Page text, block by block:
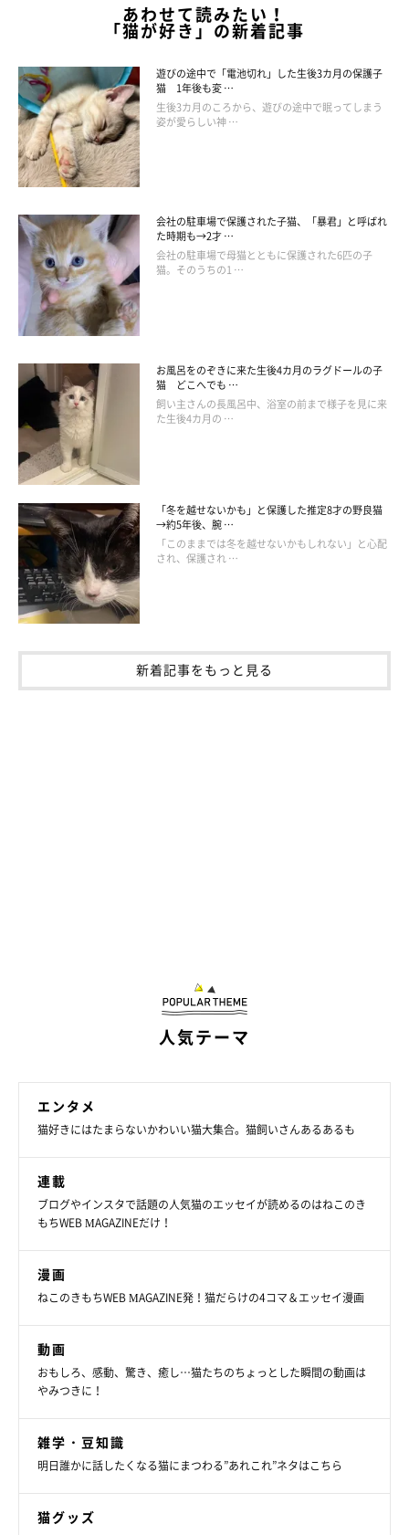
甘えん坊な猫は、飼い主さんが忙しくてかまってあげられない
と、すねるのでしょうか？
猫もすねることがあるのかについては微妙なところですが、かま
って欲しいときにかまってもらえない状況が続くと、猫にストレ
スが溜まります。あまりに関わりが少ないと、求めても得られな
い無力感から、ずっと寝ているようになることも。
猫がもとめているものや、甘えたい気持ちの中身はわかると思う
う。
性格には個体差があるので、ここで甘えん坊といわれなかった猫
種や性別の猫だって、身近な人に甘えたいときはあります。猫の
方から甘えてきたときは、思う存分に甘えせさせてあげましょ
う。
参考／「ねこのきもち」2021年6月号『あなたに可愛がってほし
いからあの手この手で♡甘えん坊な猫たち』（監修：帝京科学大
学生命環境学部アニマルサイエンス学科准教授 加隈良枝先生）
※写真はスマホアプリ「いぬ・ねこのきもち」で投稿されたもの
です。
あわせて読みたい！
「猫が好き」の新着記事
遊びの途中で「電池切れ」した生後3カ月の保護子
猫 1年後も変 …
生後3カ月のころから、遊びの途中で眠ってしまう
姿が愛らしい神 …
会社の駐車場で保護された子猫、「暴君」と呼ばれ
た時期も→2才 …
会社の駐車場で母猫とともに保護された6匹の子
猫。そのうちの1 …
お風呂をのぞきに来た生後4カ月のラグドールの子
猫 どこへでも …
飼い主さんの長風呂中、浴室の前まで様子を見に来
た生後4カ月の …
「冬を越せないかも」と保護した推定8才の野良猫
→約5年後、腕 …
「このままでは冬を越せないかもしれない」と心配
され、保護され …
新着記事をもっと見る
人気テーマ
エンタメ
猫好きにはたまらないかわいい猫大集合。猫飼いさんあるあるも
連載
ブログやインスタで話題の人気猫のエッセイが読めるのはねこのき
もちWEB MAGAZINEだけ！
漫画
ねこのきもちWEB MAGAZINE発！猫だらけの4コマ＆エッセイ漫画
動画
おもしろ、感動、驚き、癒し…猫たちのちょっとした瞬間の動画は
やみつきに！
雑学・豆知識
明日誰かに話したくなる猫にまつわる”あれこれ”ネタはこちら
猫グッズ